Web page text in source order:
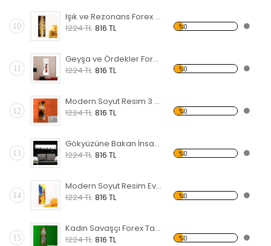
10
Işık ve Rezonans Forex Tablo
1224 TL 816 TL %0
11
Geyşa ve Ördekler Forex Tablo
1224 TL 816 TL %0
12
Modern Soyut Resim 3 Forex Tablo
1224 TL 816 TL %0
13
Gökyüzüne Bakan İnsanlar Forex Tablo
1224 TL 816 TL %0
14
Modern Soyut Resim Evler Forex Tablo
1224 TL 816 TL %0
15
Kadın Savaşçı Forex Tablo
1224 TL 816 TL %0